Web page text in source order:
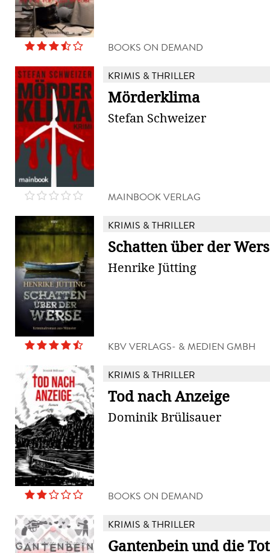
BOOKS ON DEMAND
KRIMIS & THRILLER
Mörderklima
Stefan Schweizer
MAINBOOK VERLAG
KRIMIS & THRILLER
Schatten über der
Henrike Jütting
KBV VERLAGS- & MEDIEN GMBH
KRIMIS & THRILLER
Tod nach Anzeige
Dominik Brülisauer
BOOKS ON DEMAND
KRIMIS & THRILLER
Gantenbein und die